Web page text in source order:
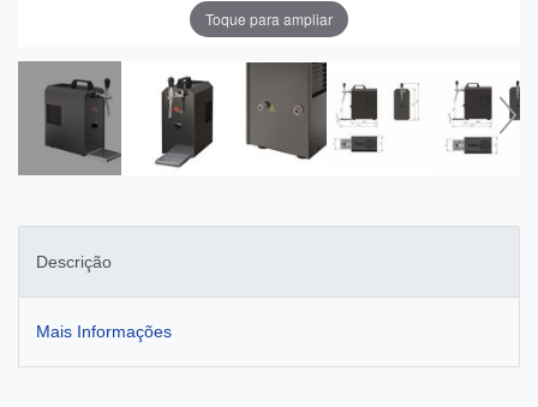
Toque para ampliar
Descrição
Mais Informações